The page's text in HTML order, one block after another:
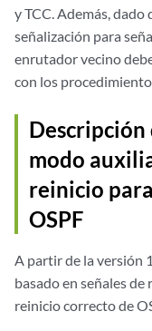
y TCC. Además,
señalización para
enrutador vecino
con los
modo
reinicio
OSPF
A partir de la versión
basado en señales
reinicio correcto de